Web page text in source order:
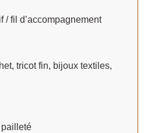
/ fil d’accompagnement
tricot fin, bijoux textiles,